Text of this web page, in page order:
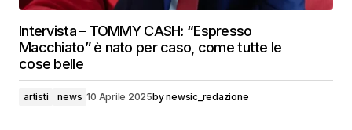
Intervista – TOMMY CASH: “Espresso
Macchiato” è nato per caso, come tutte le
cose belle
artisti news 10 Aprile 2025bynewsic_redazione